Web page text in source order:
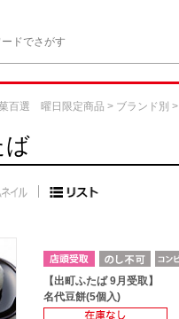
百選 曜日限定商品 > ブランド別 >
ば
【出町ふたば 9月受取】
名代豆餅(5個入)